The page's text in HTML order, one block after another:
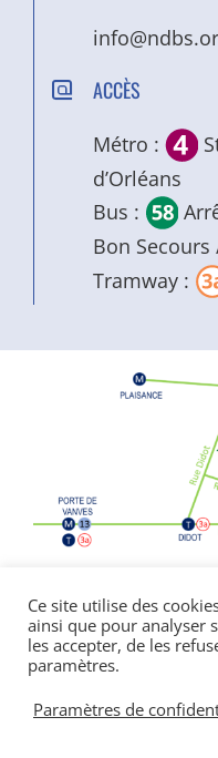
ACCÈS
Métro :
d’Orléans
Bus :
Bon Secours
Tramway :
Politique de
© Copyright
2026 | réalisé par l’
Ce site utilise des
ainsi que pour analyser
les accepter, de les
paramètres.
Paramètres de